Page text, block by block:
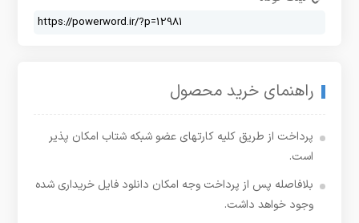
راهنمای خرید محصول
پرداخت از طریق کلیه کارتهای عضو شبکه شتاب امکان پذیر
است.
بلافاصله پس از پرداخت وجه امکان دانلود فایل خریداری شده
وجود خواهد داشت.